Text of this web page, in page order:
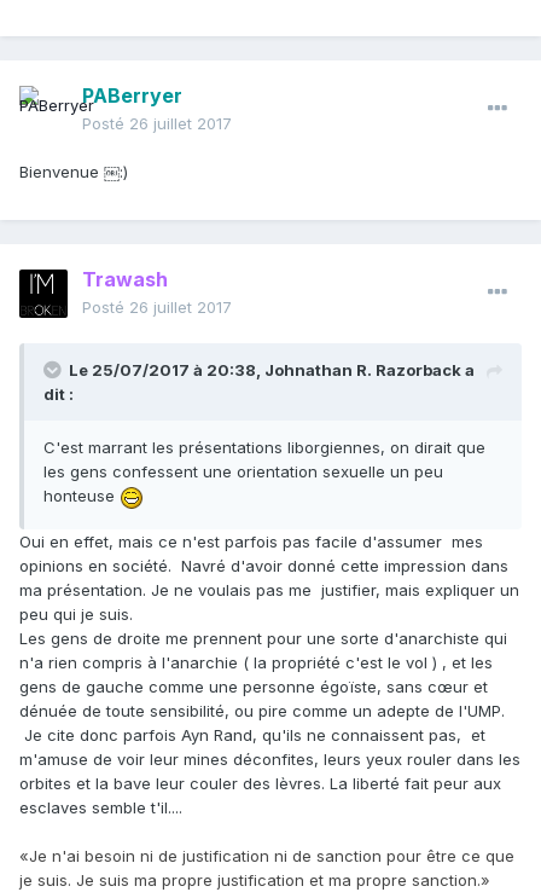
PABerryer
Posté 26 juillet 2017
Bienvenue ￼:)
Trawash
Posté 26 juillet 2017
Le 25/07/2017 à 20:38, Johnathan R. Razorbacka
dit :
C'est marrant les présentations liborgiennes, on dirait que
les gens confessent une orientation sexuelle un peu
honteuse
Oui en effet, mais ce n'est parfois pas facile d'assumer mes
opinions en société. Navré d'avoir donné cette impression dans
ma présentation. Je ne voulais pas me justifier, mais expliquer un
peu qui je suis.
Les gens de droite me prennent pour une sorte d'anarchiste qui
n'a rien compris à l'anarchie ( la propriété c'est le vol ) , et les
gens de gauche comme une personne égoïste, sans cœur et
dénuée de toute sensibilité, ou pire comme un adepte de l'UMP.
Je cite donc parfois Ayn Rand, qu'ils ne connaissent pas, et
m'amuse de voir leur mines déconfites, leurs yeux rouler dans les
orbites et la bave leur couler des lèvres. La liberté fait peur aux
esclaves semble t'il....
«Je n'ai besoin ni de justification ni de sanction pour être ce que
je suis. Je suis ma propre justification et ma propre sanction.»